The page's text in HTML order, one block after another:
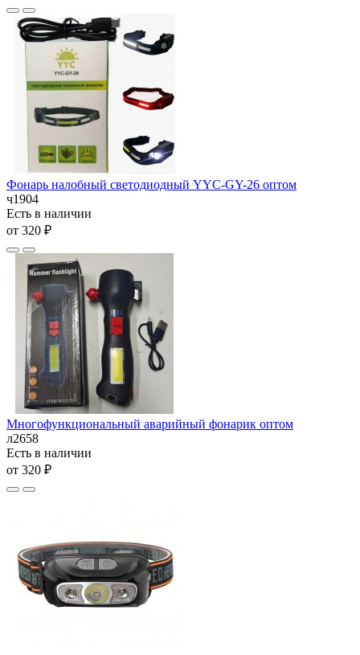
Фонарь налобный светодиодный YYC-GY-26 оптом
ч1904
Есть в наличии
от 320 ₽
Многофункциональный аварийный фонарик оптом
л2658
Есть в наличии
от 320 ₽